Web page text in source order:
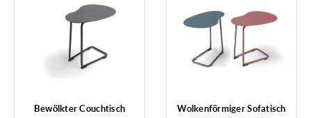
Bewölkter Couchtisch
Wolkenförmiger Sofatisch